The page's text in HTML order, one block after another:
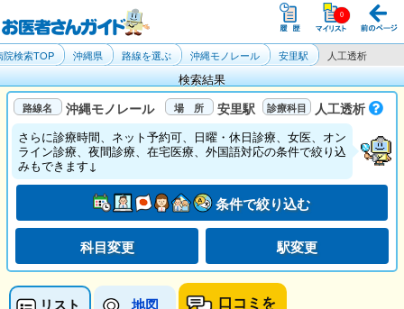
院検索TOP 沖縄県 路線を選ぶ 沖縄モノレール 安里駅 人工透析
検索結果
沖縄モノレール 安里駅 人工透析
さらに診療時間、ネット予約可、日曜・休日診療、女医、オン
ライン診療、夜間診療、在宅医療、外国語対応の条件で絞り込
みもできます↓
条件で絞り込む
科目変更 駅変更
リスト
地図
口コミを